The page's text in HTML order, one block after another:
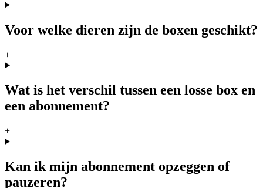
Voor welke dieren zijn de boxen geschikt?
+
Wat is het verschil tussen een losse box en
een abonnement?
+
Kan ik mijn abonnement opzeggen of
pauzeren?